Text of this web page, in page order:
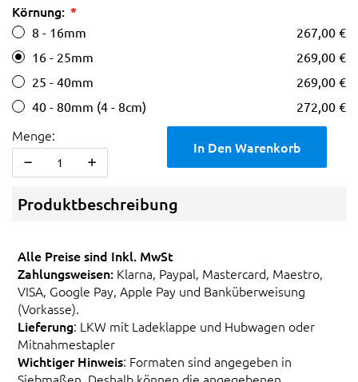
Körnung:
8 - 16mm
267,00 €
16 - 25mm
269,00 €
25 - 40mm
269,00 €
40 - 80mm (4 - 8cm)
272,00 €
Menge:
In Den Warenkorb
Produktbeschreibung
Alle Preise sind Inkl. MwSt
Zahlungsweisen: Klarna, Paypal, Mastercard, Maestro,
VISA, Google Pay, Apple Pay und Banküberweisung
(Vorkasse).
Lieferung: LKW mit Ladeklappe und Hubwagen oder
Mitnahmestapler
Wichtiger Hinweis: Formaten sind angegeben in